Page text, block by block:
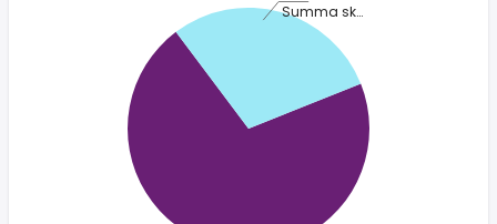
Summa skatt